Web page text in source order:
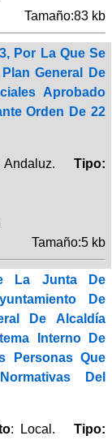
Tamaño:83 kb
Por La Que Se
General De
Aprobado
Orden De 22
Andaluz.Tipo:
Tamaño:5 kb
La Junta De
De
De Alcaldía
Interno De
Personas Que
Del
: Local.Tipo: